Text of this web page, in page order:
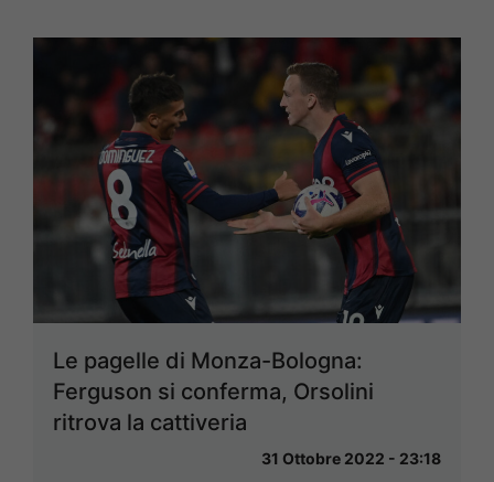
Le pagelle di Monza-Bologna:
Ferguson si conferma, Orsolini
ritrova la cattiveria
31 Ottobre 2022 - 23:18